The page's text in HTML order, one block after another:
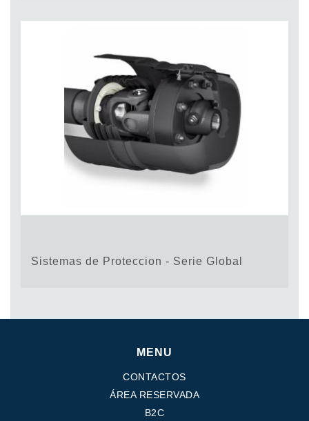
Sistemas de Proteccion - Serie Global
MENU
CONTACTOS
ÁREA RESERVADA
B2C